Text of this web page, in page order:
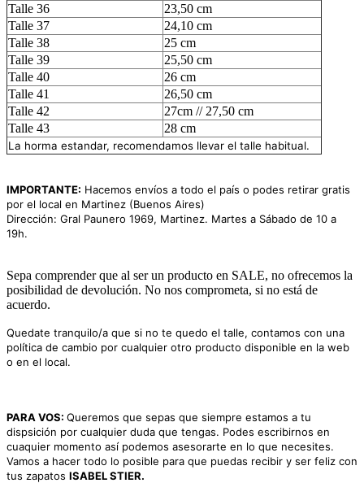
Talle 36
23,50 cm
Talle 37
24,10 cm
Talle 38
25 cm
Talle 39
25,50 cm
Talle 40
26 cm
Talle 41
26,50 cm
Talle 42
27cm // 27,50 cm
Talle 43
28 cm
La horma estandar, recomendamos llevar el talle habitual.
IMPORTANTE: Hacemos envíos a todo el país o podes retirar gratis
por el local en Martinez (Buenos Aires)
Dirección: Gral Paunero 1969, Martinez. Martes a Sábado de 10 a
19h.
Sepa comprender que al ser un producto en SALE, no ofrecemos la
posibilidad de devolución. No nos comprometa, si no está de
acuerdo.
Quedate tranquilo/a que si no te quedo el talle, contamos con una
política de cambio por cualquier otro producto disponible en la web
o en el local.
PARA VOS: Queremos que sepas que siempre estamos a tu
dispsición por cualquier duda que tengas. Podes escribirnos en
cuaquier momento así podemos asesorarte en lo que necesites.
Vamos a hacer todo lo posible para que puedas recibir y ser feliz con
tus zapatos ISABEL STIER.